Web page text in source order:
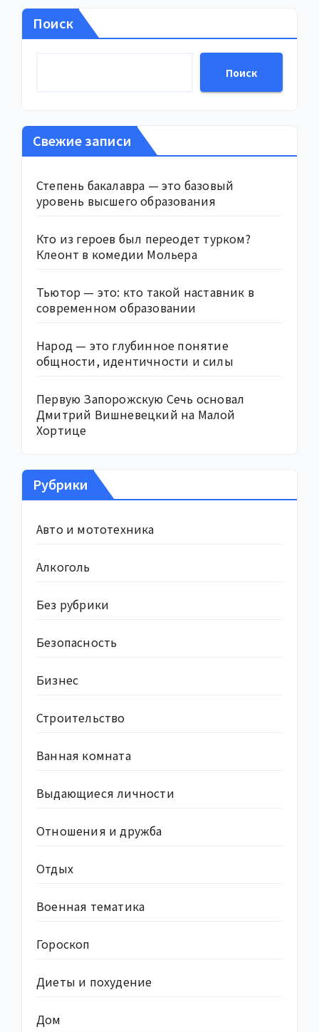
Поиск
Поиск
Свежие записи
Степень бакалавра — это базовый
уровень высшего образования
Кто из героев был переодет турком?
Клеонт в комедии Мольера
Тьютор — это: кто такой наставник в
современном образовании
Народ — это глубинное понятие
общности, идентичности и силы
Первую Запорожскую Сечь основал
Дмитрий Вишневецкий на Малой
Хортице
Рубрики
Авто и мототехника
Алкоголь
Без рубрики
Безопасность
Бизнес
Строительство
Ванная комната
Выдающиеся личности
Отношения и дружба
Отдых
Военная тематика
Гороскоп
Диеты и похудение
Дом